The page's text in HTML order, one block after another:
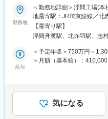
■教育体制
OJTを中心に、親会社やグ
ら、実務を通じて成長でき
■働く環境
フレックスタイム制、週2
マネジメントや経営戦略立
可能です。
■業務詳細：
・低分子・中分子医薬品の
∟低分子・中分子医薬品の
および製剤化製法開発担当
し、量産のための製造プロ
・医薬品の品質管理 （原
関わる試験法の開発
■ご入社後の役割及びキャリ
前職までのご経験や実力に
担当者及び試験責任者を担
勤務地
＜勤務地詳細＞浮間工場(
地最寄駅：JR埼京線線／北
更の範囲：会社の定める事業
【最寄り駅】
浮間舟渡駅、北赤羽駅、志
給与
＜予定年収＞750万円～
＞月額（基本給）：
円+賞与+各種手当）800万
当）賃金はあくまでも目安
可能性があります。月給(月
気になる